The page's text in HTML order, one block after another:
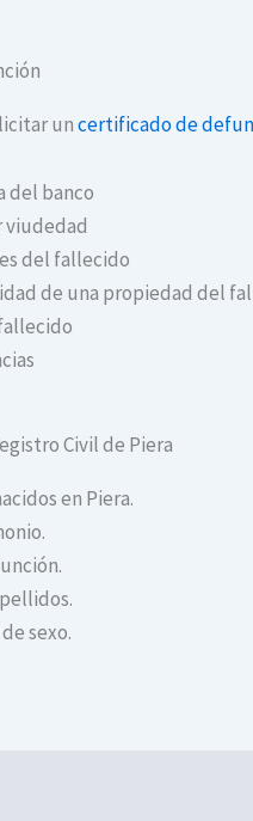
uncertificado de
del banco
viudedad
del fallecido
de una propiedad del
Civil de Piera
en Piera.
sexo.